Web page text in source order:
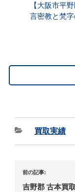
【大阪市平
言密教と梵
買取実績
前の記事:
吉野郡 古本買取